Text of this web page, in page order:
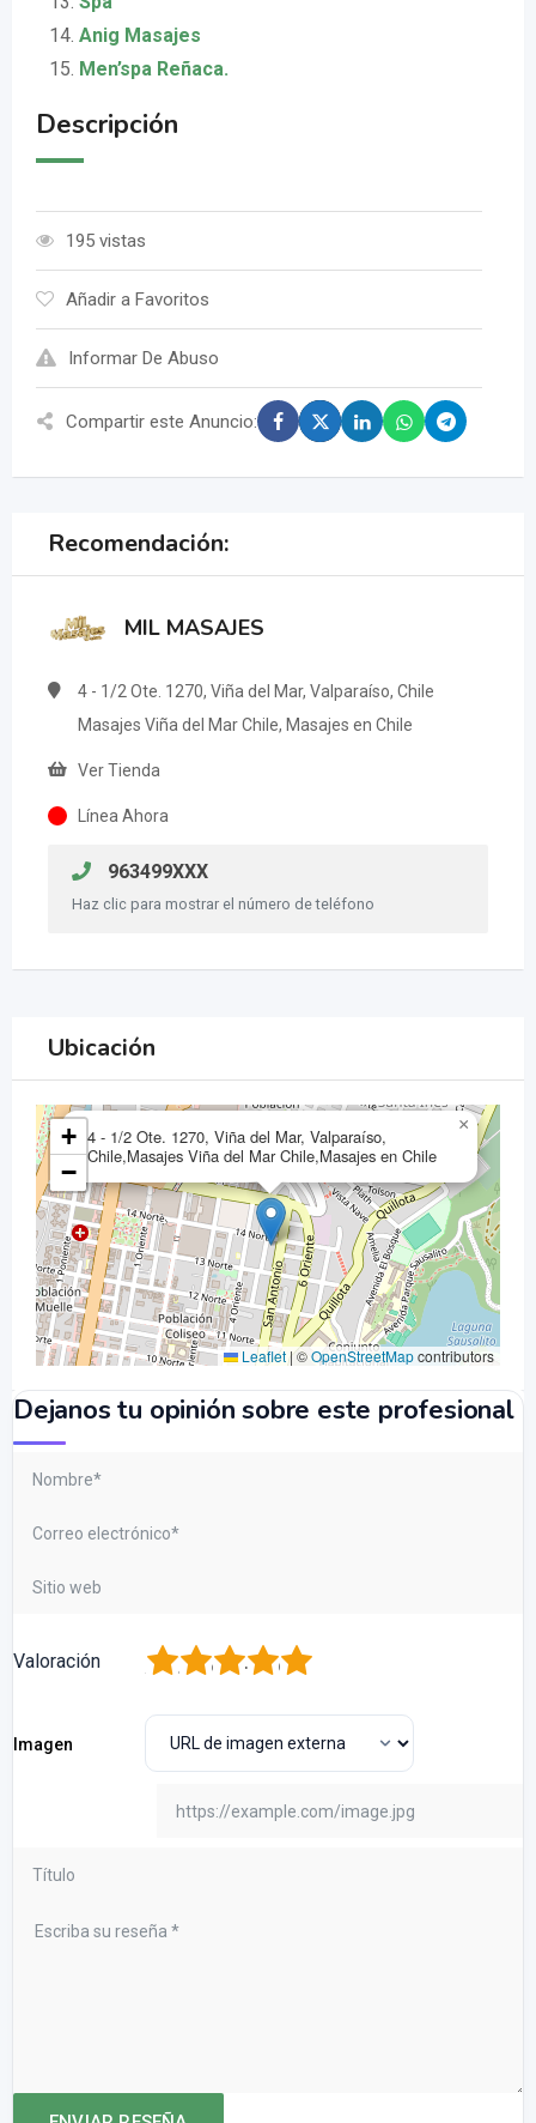
Anig Masajes
Men’spa Reñaca.
Descripción
195 vistas
Añadir a Favoritos
Informar De Abuso
Compartir este Anuncio:
Recomendación:
MIL MASAJES
4 - 1/2 Ote. 1270, Viña del Mar, Valparaíso, Chile
Masajes Viña del Mar Chile, Masajes en Chile
Ver Tienda
Línea Ahora
963499XXX
Haz clic para mostrar el número de teléfono
Ubicación
4 - 1/2 Ote. 1270, Viña del Mar, Valparaíso,
Chile,Masajes Viña del Mar Chile,Masajes en Chile
×
+
−
Leaflet|©OpenStreetMapcontributors
Dejanos tu opinión sobre este profesional
Valoración 5
4
3
2
Imagen